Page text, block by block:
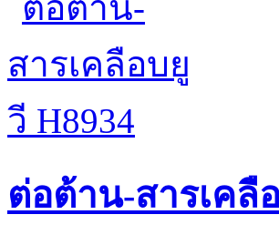
ต่อต้าน-สารเคลื